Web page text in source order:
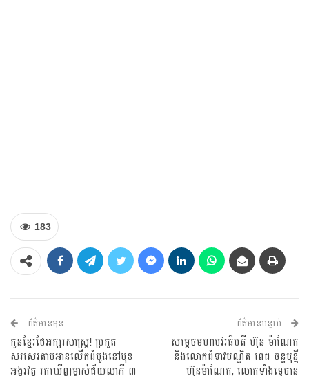
183
ព័ត៌មានមុន
កូនខ្មែរថែអក្សរសាស្ត្រ! ប្រកួត
សរសេរតាមអានលើកដំបូងនៅមុខ
អង្គរវត្ត រកឃើញម្ចាស់ជ័យលាភី ៣
ព័ត៌មានបន្ទាប់
សម្តេចមហាបវរធិបតី ហ៊ុន ម៉ាណែត
និងលោកជំទាវបណ្ឌិត ពេជ ចន្ទមុន្នី
ហ៊ុនម៉ាណែត, លោកទាំងទ្វេបាន